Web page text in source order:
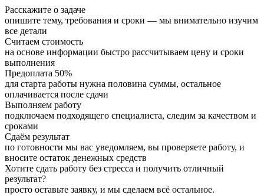
Расскажите о задаче
опишите тему, требования и сроки — мы внимательно изучим
все детали
Считаем стоимость
на основе информации быстро рассчитываем цену и сроки
выполнения
Предоплата 50%
для старта работы нужна половина суммы, остальное
оплачивается после сдачи
Выполняем работу
подключаем подходящего специалиста, следим за качеством и
сроками
Сдаём результат
по готовности мы вас уведомляем, вы проверяете работу, и
вносите остаток денежных средств
Хотите сдать работу без стресса и получить отличный
результат?
просто оставьте заявку, и мы сделаем всё остальное.